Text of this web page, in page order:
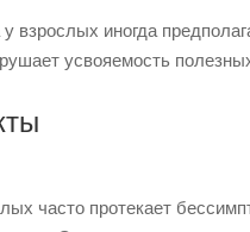
взрослых иногда
усвояемость
часто протекает